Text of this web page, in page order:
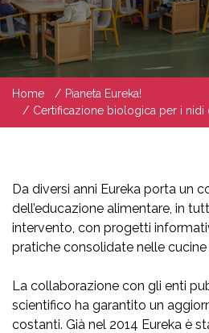
Home
Pianeta Eureka!
Certificazione biologica per i nidi
Da diversi anni Eureka porta un
dell’educazione alimentare, in
intervento, con progetti
pratiche consolidate nelle
La collaborazione con gli enti
scientifico ha garantito un
costanti. Già nel 2014 Eureka è